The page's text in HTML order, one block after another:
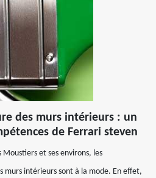
des murs intérieurs : un
de Ferrari steven
Moustiers et ses environs, les
murs intérieurs sont à la mode. En effet,